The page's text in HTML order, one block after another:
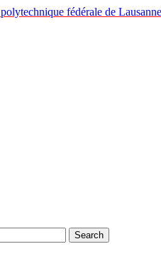
Search